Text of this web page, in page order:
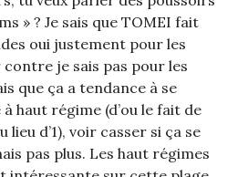
» ? Je sais que TOMEI fait
oui justement pour les
je sais pas pour les
que ça a tendance à se
haut régime (d’ou le fait de
lieu d’1), voir casser si ça se
pas plus. Les haut régimes